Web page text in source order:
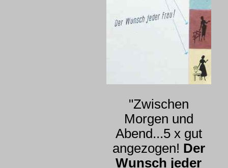
"Zwischen
Morgen und
Abend...5 x gut
angezogen! Der
Wunsch jeder